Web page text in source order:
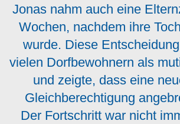
Jonas nahm auch eine
Wochen, nachdem ihre
wurde. Diese
vielen Dorfbewohnern als
und zeigte, dass eine
Gleichberechtigung
Der Fortschritt war nicht